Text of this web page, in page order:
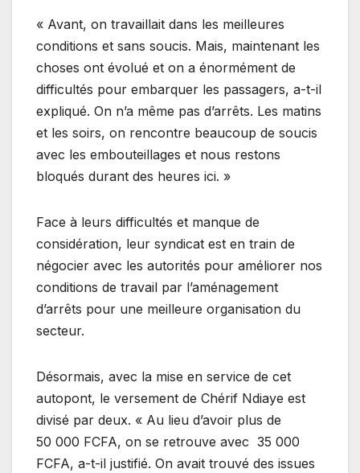
« Avant, on travaillait dans les meilleures
conditions et sans soucis. Mais, maintenant les
choses ont évolué et on a énormément de
difficultés pour embarquer les passagers, a-t-il
expliqué. On n’a même pas d’arrêts. Les matins
et les soirs, on rencontre beaucoup de soucis
avec les embouteillages et nous restons
bloqués durant des heures ici. »
Face à leurs difficultés et manque de
considération, leur syndicat est en train de
négocier avec les autorités pour améliorer nos
conditions de travail par l’aménagement
d’arrêts pour une meilleure organisation du
secteur.
Désormais, avec la mise en service de cet
autopont, le versement de Chérif Ndiaye est
divisé par deux. « Au lieu d’avoir plus de
50 000 FCFA, on se retrouve avec 35 000
FCFA, a-t-il justifié. On avait trouvé des issues